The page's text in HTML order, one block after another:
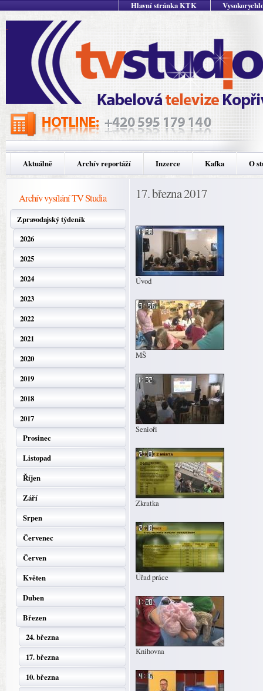
Hlavní stránka KTK
Aktuálně Archív reportáží Inzerce Kafka O
Archív vysílání TV Studia
Zpravodajský týdeník
2026
2025
2024
2023
2022
2021
2020
2019
2018
2017
Prosinec
Listopad
Říjen
Září
Srpen
Červenec
Červen
Květen
Duben
Březen
24. března
17. března
10. března
17. března 2017
Úvod
MŠ
Senioři
Zkratka
Úřad práce
Knihovna